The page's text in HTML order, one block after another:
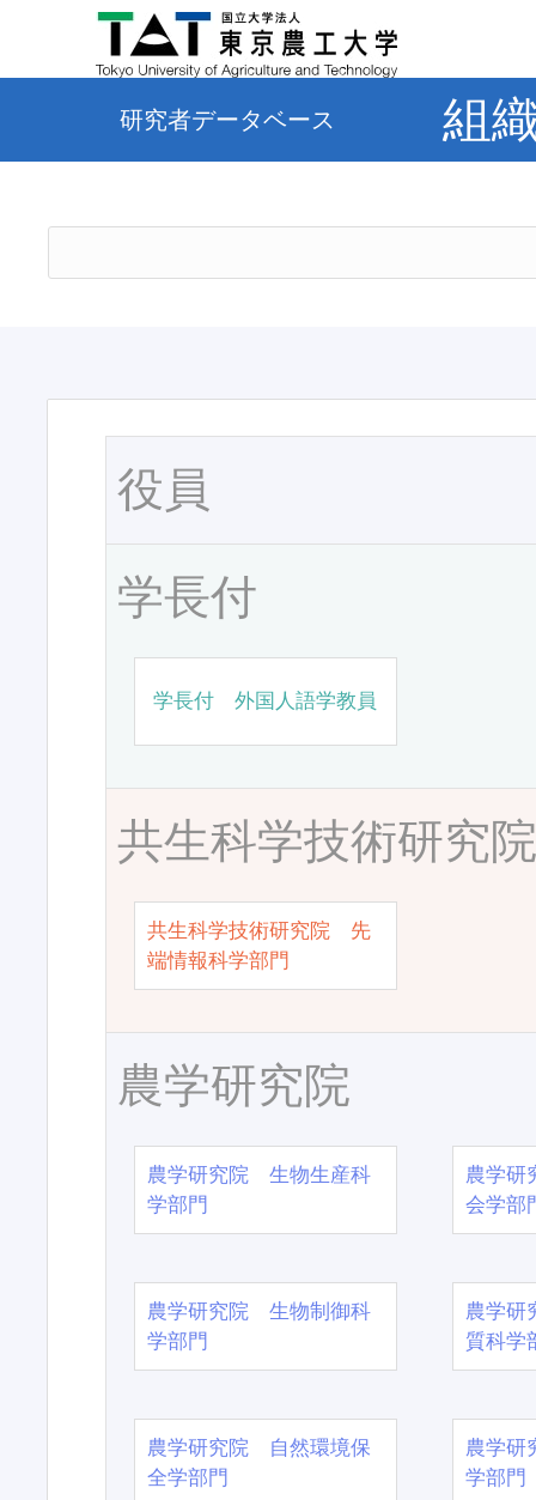
研究者データベース 組
役員
学長付
学長付 外国人語学教員
共生科学技術研究
共生科学技術研究院 先
端情報科学部門
農学研究院
農学研究院 生物生産科
学部門
農学
会学部
農学研究院 生物制御科
学部門
農学
質科学
農学研究院 自然環境保
全学部門
農学
学部門